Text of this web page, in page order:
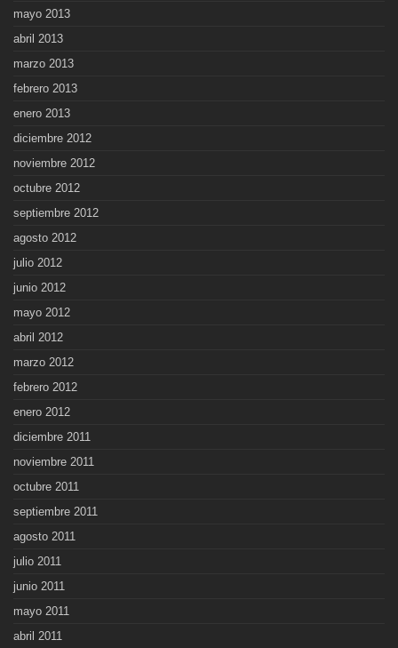
mayo 2013
abril 2013
marzo 2013
febrero 2013
enero 2013
diciembre 2012
noviembre 2012
octubre 2012
septiembre 2012
agosto 2012
julio 2012
junio 2012
mayo 2012
abril 2012
marzo 2012
febrero 2012
enero 2012
diciembre 2011
noviembre 2011
octubre 2011
septiembre 2011
agosto 2011
julio 2011
junio 2011
mayo 2011
abril 2011